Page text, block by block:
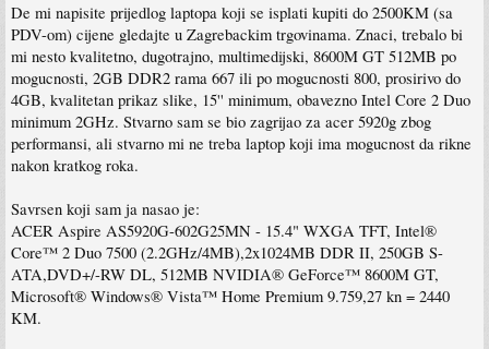
De mi napisite prijedlog laptopa koji se isplati kupiti do 2500KM (sa
PDV-om) cijene gledajte u Zagrebackim trgovinama. Znaci, trebalo bi
mi nesto kvalitetno, dugotrajno, multimedijski, 8600M GT 512MB po
mogucnosti, 2GB DDR2 rama 667 ili po mogucnosti 800, prosirivo do
4GB, kvalitetan prikaz slike, 15'' minimum, obavezno Intel Core 2 Duo
minimum 2GHz. Stvarno sam se bio zagrijao za acer 5920g zbog
performansi, ali stvarno mi ne treba laptop koji ima mogucnost da rikne
nakon kratkog roka.
Savrsen koji sam ja nasao je:
ACER Aspire AS5920G-602G25MN - 15.4" WXGA TFT, Intel®
Core™ 2 Duo 7500 (2.2GHz/4MB),2x1024MB DDR II, 250GB S-
ATA,DVD+/-RW DL, 512MB NVIDIA® GeForce™ 8600M GT,
Microsoft® Windows® Vista™ Home Premium 9.759,27 kn = 2440
KM.